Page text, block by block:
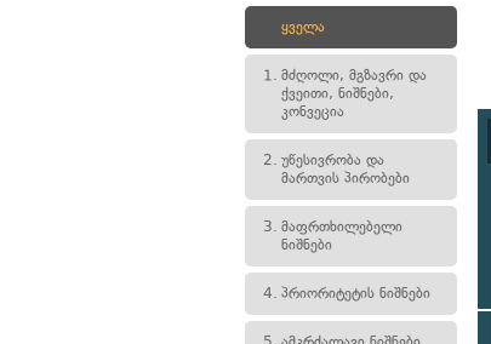
ყველა
1. მძღოლი, მგზავრი და
ქვეითი, ნიშნები,
კონვეცია
2. უწესივრობა და
მართვის პირობები
3. მაფრთხილებელი
ნიშნები
4. პრიორიტეტის ნიშნები